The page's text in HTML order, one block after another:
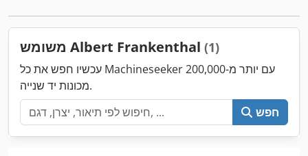
משומש Albert Frankenthal (1)
עכשיו חפש את כל Machineseeker עם יותר מ-200,000
מכונות יד שנייה.
חפש